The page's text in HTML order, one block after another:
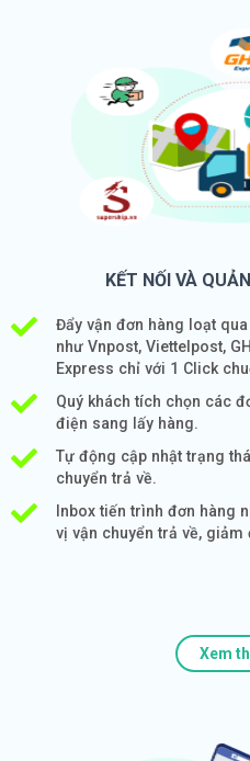
KẾT NỐI VÀ
Đẩy vận đơn hàng loạt
như Vnpost, Viettelpost,
Express chỉ với 1 Click
Quý khách tích chọn các
điện sang lấy hàng.
Tự động cập nhật trạng
chuyển trả về.
Inbox tiến trình đơn hàng
vị vận chuyển trả về,
Xem